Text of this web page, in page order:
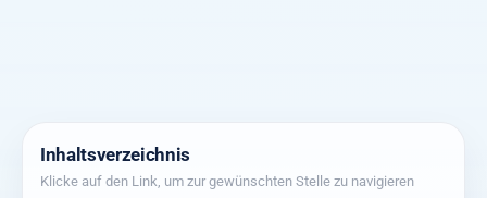
Inhaltsverzeichnis
Klicke auf den Link, um zur gewünschten Stelle zu navigieren